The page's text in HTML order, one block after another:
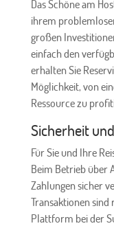
Das Schöne am
ihrem
großen
einfach den
erhalten Sie
Möglichkeit, von
Ressource zu
Sicherheit
Für Sie und Ihre
Beim Betrieb über
Zahlungen sicher
Transaktionen
Plattform bei der